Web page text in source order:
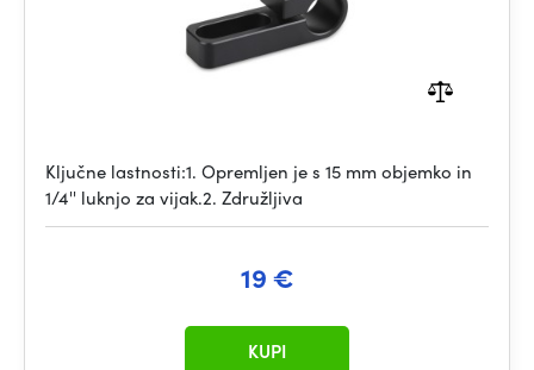
Ključne lastnosti:1. Opremljen je s 15 mm objemko in
1/4'' luknjo za vijak.2. Združljiva
19 €
KUPI